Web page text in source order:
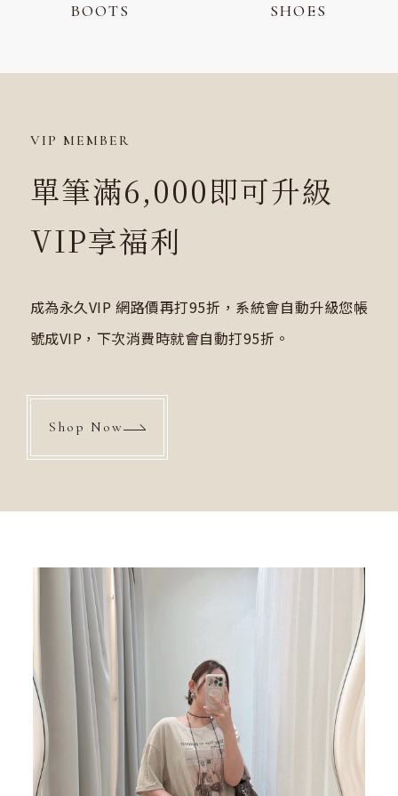
BOOTS SHOES
VIP MEMBER
單筆滿6,000即可升級
VIP享福利
成為永久VIP 網路價再打95折，系統會自動升級您帳
號成VIP，下次消費時就會自動打95折。
Shop Now